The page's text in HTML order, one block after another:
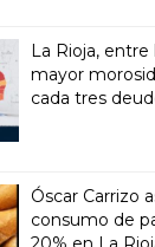
La Rioja,
mayor
cada tres
Óscar Carrizo
consumo de